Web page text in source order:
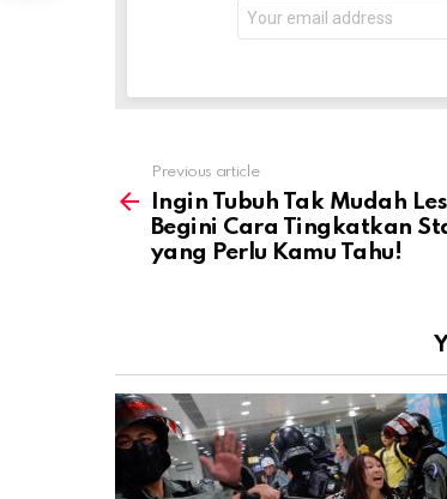
address:
more
Previous article
Ingin Tubuh Tak Mudah
Begini Cara Tingkatkan
yang Perlu Kamu Tahu!